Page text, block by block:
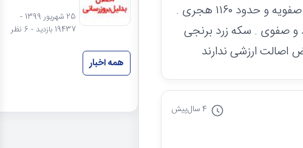
با سلام . فلوس با نقش طاوس احتمال دارد ضرب مازندران باشد و صفویه و حدود ۱۱۶۰ هجری .
مربوط به حدود ۱۱۳۰ هجری باشد و صفوی . سکه زرد برنجی
ارزشی ندارند
4 سال پیش
25 شهریور 1399 -
19437 بازدید - 6 نظر
همه اخبار